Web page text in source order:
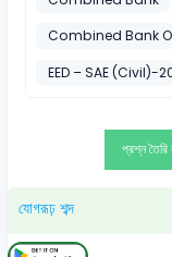
Combined Bank
EED – SAE (Civil)-
প্রশ্ন
যোগরূঢ় শব্দ